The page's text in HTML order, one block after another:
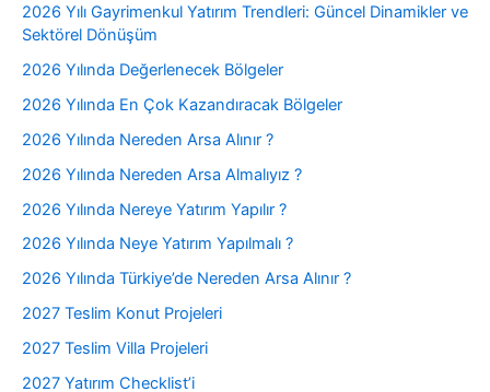
2026 Yılı Gayrimenkul Yatırım Trendleri: Güncel Dinamikler ve
Sektörel Dönüşüm
2026 Yılında Değerlenecek Bölgeler
2026 Yılında En Çok Kazandıracak Bölgeler
2026 Yılında Nereden Arsa Alınır ?
2026 Yılında Nereden Arsa Almalıyız ?
2026 Yılında Nereye Yatırım Yapılır ?
2026 Yılında Neye Yatırım Yapılmalı ?
2026 Yılında Türkiye’de Nereden Arsa Alınır ?
2027 Teslim Konut Projeleri
2027 Teslim Villa Projeleri
2027 Yatırım Checklist’i